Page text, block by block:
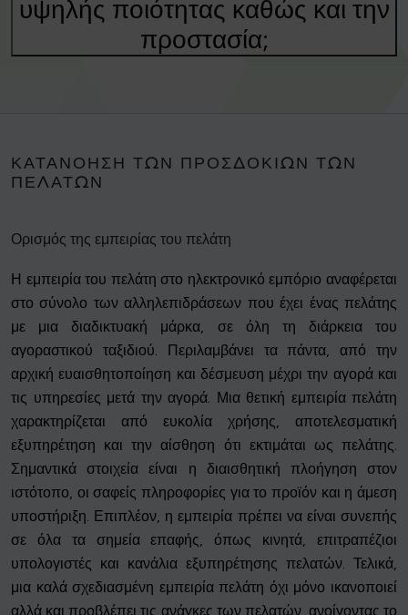
υψηλής ποιότητας καθώς και την
προστασία;
ΚΑΤΑΝΌΗΣΗ ΤΩΝ ΠΡΟΣΔΟΚΙΏΝ ΤΩΝ
ΠΕΛΑΤΏΝ
Ορισμός της εμπειρίας του πελάτη
Η εμπειρία του πελάτη στο ηλεκτρονικό εμπόριο αναφέρεται
στο σύνολο των αλληλεπιδράσεων που έχει ένας πελάτης
με μια διαδικτυακή μάρκα, σε όλη τη διάρκεια του
αγοραστικού ταξιδιού. Περιλαμβάνει τα πάντα, από την
αρχική ευαισθητοποίηση και δέσμευση μέχρι την αγορά και
τις υπηρεσίες μετά την αγορά. Μια θετική εμπειρία πελάτη
χαρακτηρίζεται από ευκολία χρήσης, αποτελεσματική
εξυπηρέτηση και την αίσθηση ότι εκτιμάται ως πελάτης.
Σημαντικά στοιχεία είναι η διαισθητική πλοήγηση στον
ιστότοπο, οι σαφείς πληροφορίες για το προϊόν και η άμεση
υποστήριξη. Επιπλέον, η εμπειρία πρέπει να είναι συνεπής
σε όλα τα σημεία επαφής, όπως κινητά, επιτραπέζιοι
υπολογιστές και κανάλια εξυπηρέτησης πελατών. Τελικά,
μια καλά σχεδιασμένη εμπειρία πελάτη όχι μόνο ικανοποιεί
αλλά και προβλέπει τις ανάγκες των πελατών, ανοίγοντας το